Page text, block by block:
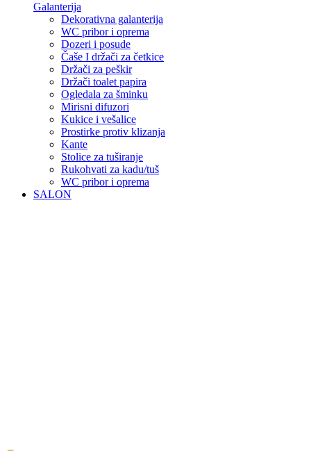
Galanterija
Dekorativna galanterija
WC pribor i oprema
Dozeri i posude
Čaše I držači za četkice
Držači za peškir
Držači toalet papira
Ogledala za šminku
Mirisni difuzori
Kukice i vešalice
Prostirke protiv klizanja
Kante
Stolice za tuširanje
Rukohvati za kadu/tuš
WC pribor i oprema
SALON